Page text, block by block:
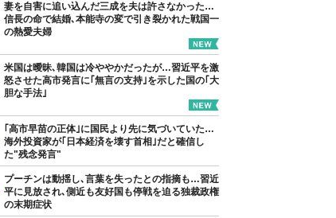
妻を自害に追い込んだ三成を夫は許さなかった…
信長の命で結婚､本能寺の変で引き裂かれた戦国一
の熱愛夫婦
米国は曖昧､韓国は冷ややかだったが…習近平を激
怒させた高市発言に｢無言の支持｣を示した国の｢大
胆な手法｣
｢高市早苗の正体｣に国民より先に気づいていた…
海外投資家が｢日本経済を壊す首相｣だと確信し
た"残念発言"
プーチンは動揺し､言葉を失ったとの指摘も…習近
平に見放され､側近も友好国も停戦を迫る独裁政権
の末期症状